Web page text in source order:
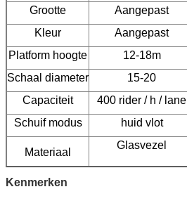
Grootte
Aangepast
Kleur
Aangepast
Platform hoogte
12-18m
Schaal diameter
15-20
Capaciteit
400 rider / h / lane
Schuif modus
huid vlot
Materiaal
Glasvezel
Kenmerken